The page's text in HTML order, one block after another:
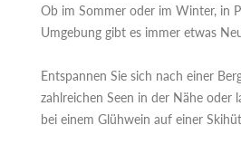
Ob im Sommer oder im Winter, in
Umgebung gibt es immer etwas
Entspannen Sie sich nach einer
zahlreichen Seen in der Nähe oder
bei einem Glühwein auf einer